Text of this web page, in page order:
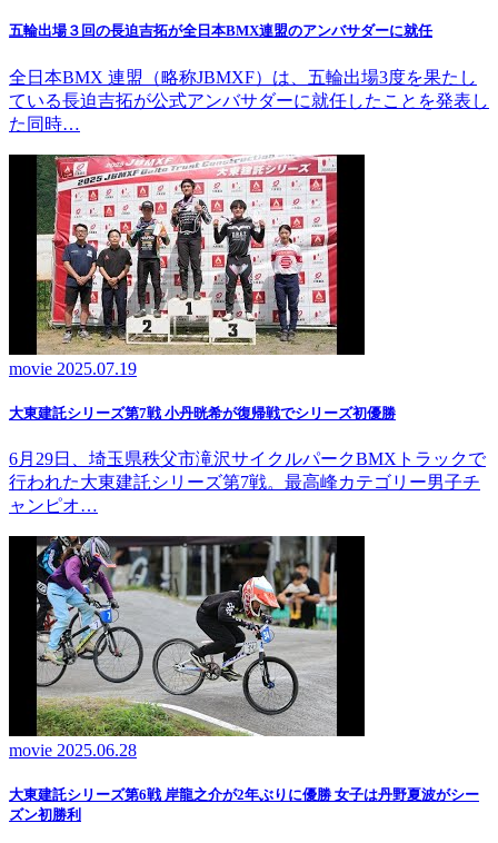
五輪出場３回の長迫吉拓が全日本BMX連盟のアンバサダーに就任
全日本BMX 連盟（略称JBMXF）は、五輪出場3度を果たし
ている長迫吉拓が公式アンバサダーに就任したことを発表し
た同時…
movie 2025.07.19
大東建託シリーズ第7戦 ⼩丹晄希が復帰戦でシリーズ初優勝
6月29日、埼玉県秩父市滝沢サイクルパークBMXトラックで
行われた大東建託シリーズ第7戦。最高峰カテゴリー男子チ
ャンピオ…
movie 2025.06.28
大東建託シリーズ第6戦 岸龍之介が2年ぶりに優勝 女子は丹野夏波がシー
ズン初勝利